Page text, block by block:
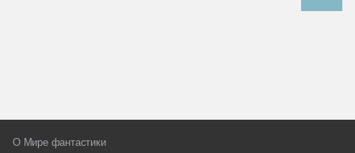
О Мире фантастики